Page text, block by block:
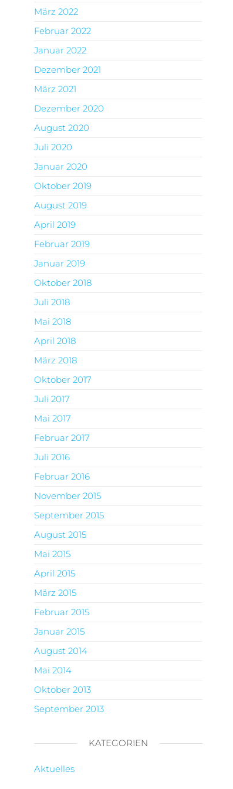
März 2022
Februar 2022
Januar 2022
Dezember 2021
März 2021
Dezember 2020
August 2020
Juli 2020
Januar 2020
Oktober 2019
August 2019
April 2019
Februar 2019
Januar 2019
Oktober 2018
Juli 2018
Mai 2018
April 2018
März 2018
Oktober 2017
Juli 2017
Mai 2017
Februar 2017
Juli 2016
Februar 2016
November 2015
September 2015
August 2015
Mai 2015
April 2015
März 2015
Februar 2015
Januar 2015
August 2014
Mai 2014
Oktober 2013
September 2013
KATEGORIEN
Aktuelles